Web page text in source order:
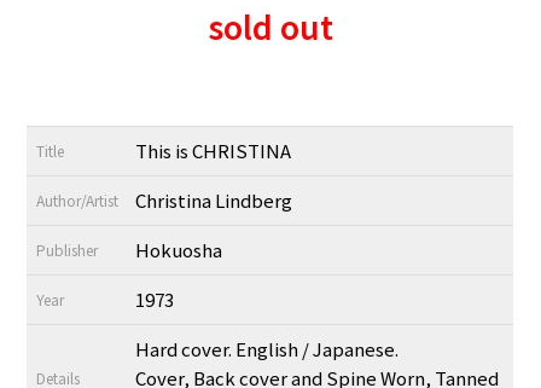
sold out
Title This is CHRISTINA
Author/Artist Christina Lindberg
Publisher Hokuosha
Year 1973
Details
Hard cover. English / Japanese.
Cover, Back cover and Spine Worn, Tanned